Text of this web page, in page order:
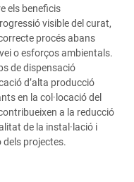
els beneficis
visible del curat,
procés abans
o esforços ambientals.
de dispensació
d’alta producció
en la col·locació del
a la reducció
de la instal·lació i
projectes.